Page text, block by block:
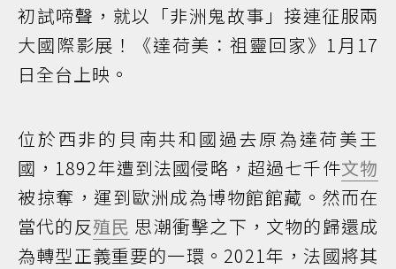
初試啼聲，就以「非洲鬼故事」接連征服兩
大國際影展！《達荷美：祖靈回家》1月17
日全台上映。
位於西非的貝南共和國過去原為達荷美王
國，1892年遭到法國侵略，超過七千件文物
被掠奪，運到歐洲成為博物館館藏。然而在
當代的反殖民 思潮衝擊之下，文物的歸還成
為轉型正義重要的一環。2021年，法國將其